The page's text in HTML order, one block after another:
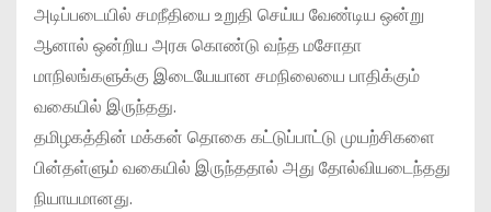
அடிப்படையில் சமநீதியை உறுதி செய்ய வேண்டிய ஒன்று
ஆனால் ஒன்றிய அரசு கொண்டு வந்த மசோதா
மாநிலங்களுக்கு இடையேயான சமநிலையை பாதிக்கும்
வகையில் இருந்தது.
தமிழகத்தின் மக்கன் தொகை கட்டுப்பாட்டு முயற்சிகளை
பின்தள்ளும் வகையில் இருந்ததால் அது தோல்வியடைந்தது
நியாயமானது.